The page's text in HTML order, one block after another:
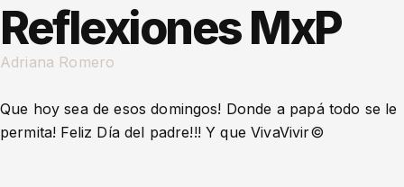
Reflexiones MxP
Adriana Romero
Que hoy sea de esos domingos! Donde a papá todo se le
permita! Feliz Día del padre!!! Y que VivaVivir©️